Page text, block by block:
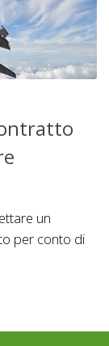
un
per conto di